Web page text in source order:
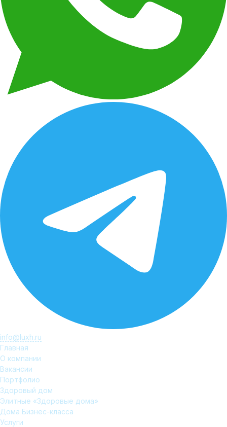
info@luxh.ru
Главная
О компании
Вакансии
Портфолио
Здоровый дом
Элитные «Здоровые дома»
Дома Бизнес-класса
Услуги